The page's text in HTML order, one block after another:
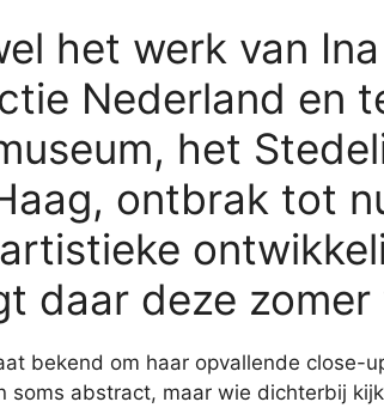
het werk van
Nederland en
het
ontbrak tot
daar deze zomer
bekend om haar opvallende close-
soms abstract, maar wie dichterbij